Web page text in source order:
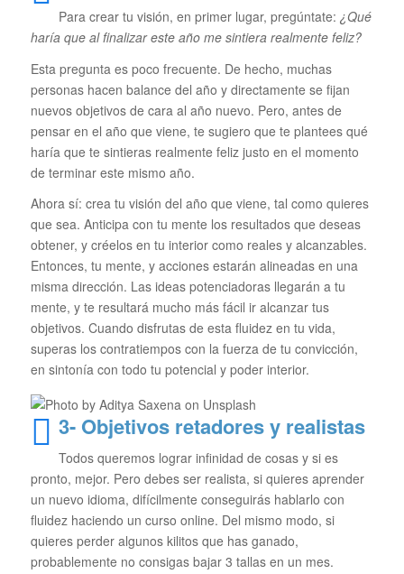
Para crear tu visión, en primer lugar, pregúntate: ¿Qué
haría que al finalizar este año me sintiera realmente feliz?
Esta pregunta es poco frecuente. De hecho, muchas
personas hacen balance del año y directamente se fijan
nuevos objetivos de cara al año nuevo. Pero, antes de
pensar en el año que viene, te sugiero que te plantees qué
haría que te sintieras realmente feliz justo en el momento
de terminar este mismo año.
Ahora sí: crea tu visión del año que viene, tal como quieres
que sea. Anticipa con tu mente los resultados que deseas
obtener, y créelos en tu interior como reales y alcanzables.
Entonces, tu mente, y acciones estarán alineadas en una
misma dirección. Las ideas potenciadoras llegarán a tu
mente, y te resultará mucho más fácil ir alcanzar tus
objetivos. Cuando disfrutas de esta fluidez en tu vida,
superas los contratiempos con la fuerza de tu convicción,
en sintonía con todo tu potencial y poder interior.
3- Objetivos retadores y realistas
Todos queremos lograr infinidad de cosas y si es
pronto, mejor. Pero debes ser realista, si quieres aprender
un nuevo idioma, difícilmente conseguirás hablarlo con
fluidez haciendo un curso online. Del mismo modo, si
quieres perder algunos kilitos que has ganado,
probablemente no consigas bajar 3 tallas en un mes.